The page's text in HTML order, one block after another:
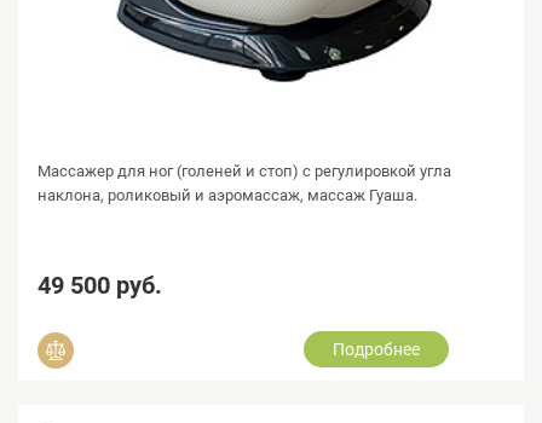
Массажер для ног (голеней и стоп) с регулировкой угла
наклона, роликовый и аэромассаж, массаж Гуаша.
49 500 руб.
Подробнее